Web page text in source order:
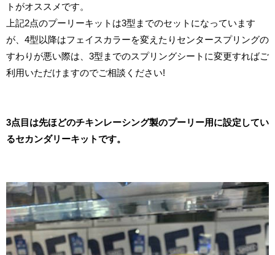
トがオススメです。
上記2点のプーリーキットは3型までのセットになっています
が、4型以降はフェイスカラーを変えたりセンタースプリングの
すわりが悪い際は、3型までのスプリングシートに変更すればご
利用いただけますのでご相談ください!
3点目は先ほどのチキンレーシング製のプーリー用に設定してい
るセカンダリーキットです。